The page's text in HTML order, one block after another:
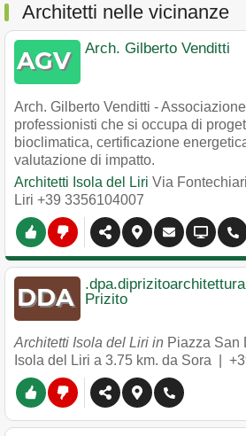
Architetti nelle vicinanze
Arch. Gilberto Venditti
Arch. Gilberto Venditti -
professionisti che si occupa di
bioclimatica, certificazione
valutazione di impatto.
Architetti Isola del Liri Via
Liri +39 3356104007
Prizito
Architetti Isola del Liri in Piazza San
Isola del Liri a 3.75 km. da Sora |